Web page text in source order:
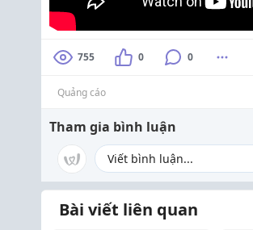
755 0 0
Quảng cáo
Tham gia bình luận
Bài viết liên quan